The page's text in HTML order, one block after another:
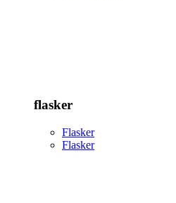
flasker
Flasker
Flasker